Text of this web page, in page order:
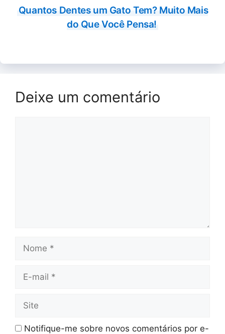
Quantos Dentes um Gato Tem? Muito Mais
do Que Você Pensa!
Deixe um comentário
mail
Notifique-me sobre novos comentários por e-